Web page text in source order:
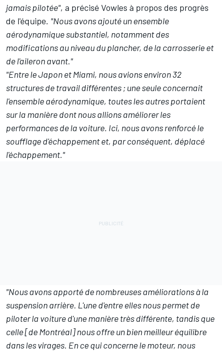
jamais pilotée", a précisé Vowles à propos des progrès
de l'équipe. "Nous avons ajouté un ensemble
aérodynamique substantiel, notamment des
modifications au niveau du plancher, de la carrosserie et
de l'aileron avant."
"Entre le Japon et Miami, nous avions environ 32
structures de travail différentes ; une seule concernait
l'ensemble aérodynamique, toutes les autres portaient
sur la manière dont nous allions améliorer les
performances de la voiture. Ici, nous avons renforcé le
soufflage d'échappement et, par conséquent, déplacé
l'échappement."
"Nous avons apporté de nombreuses améliorations à la
suspension arrière. L'une d'entre elles nous permet de
piloter la voiture d'une manière très différente, tandis que
celle [de Montréal] nous offre un bien meilleur équilibre
dans les virages. En ce qui concerne le moteur, nous